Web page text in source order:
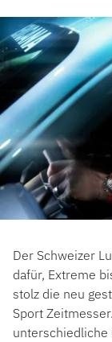
ROLEX
ROLEX
UHREN
SCHMUCK
Der Schweizer
dafür, Extreme
stolz die neu
Sport
unterschiedliche